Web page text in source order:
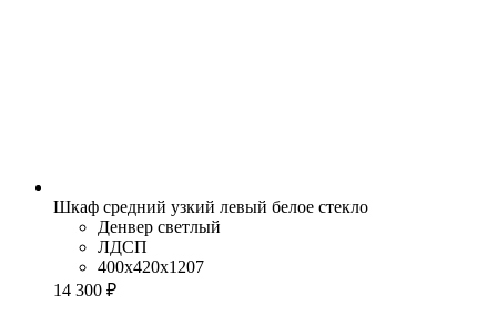
Шкаф средний узкий левый белое стекло
Денвер светлый
ЛДСП
400x420x1207
14 300 ₽